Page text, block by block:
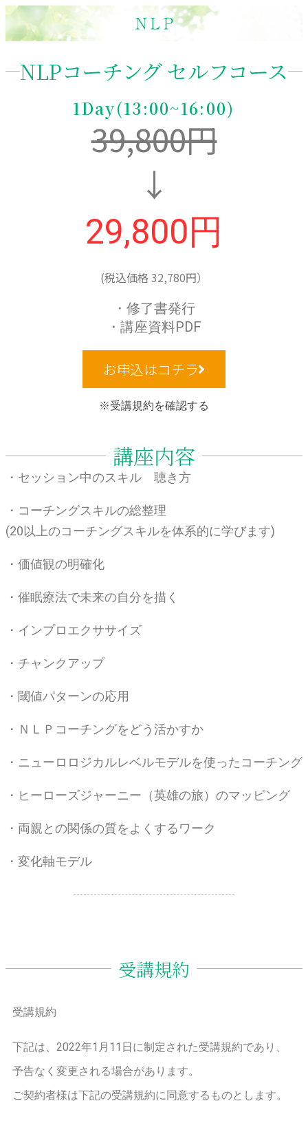
NLPコーチング セルフコース
1Day(13:00~16:00)
39,800円
↓
29,800円
(税込価格 32,780円）
・修了書発行
・講座資料PDF
お申込はコチラ
※受講規約を確認する
講座内容
・セッション中のスキル 聴き方
・コーチングスキルの総整理
(20以上のコーチングスキルを体系的に学びます)
・価値観の明確化
・催眠療法で未来の自分を描く
・インプロエクササイズ
・チャンクアップ
・閾値パターンの応用
・ＮＬＰコーチングをどう活かすか
・ニューロロジカルレベルモデルを使ったコーチング
・ヒーローズジャーニー（英雄の旅）のマッピング
・両親との関係の質をよくするワーク
・変化軸モデル
受講規約
受講規約
下記は、2022年1月11日に制定された受講規約であり、
予告なく変更される場合があります。
ご契約者様は下記の受講規約に同意するものとします。